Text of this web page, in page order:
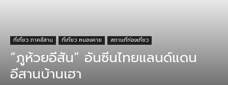
ที่เที่ยว ภาคอีสาน ที่เที่ยว หนองคาย สถานที่ท่องเที่ยว
“ภูห้วยอีสัน” อันซีนไทยแลนด์แดน
อีสานบ้านเฮา